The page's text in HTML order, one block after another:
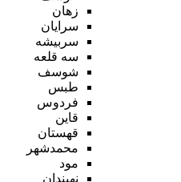
زهان
سرایان
سربیشه
سه قلعه
شوسف
طبس
فردوس
قاین
قهستان
محمدشهر
مود
نهبندان